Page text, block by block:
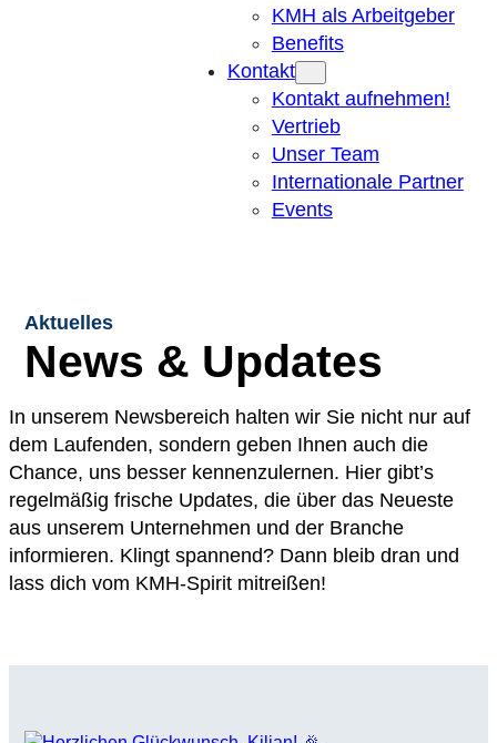
KMH als Arbeitgeber
Benefits
Kontakt
Kontakt aufnehmen!
Vertrieb
Unser Team
Internationale Partner
Events
Aktuelles
News & Updates
In unserem Newsbereich halten wir Sie nicht nur auf
dem Laufenden, sondern geben Ihnen auch die
Chance, uns besser kennenzulernen. Hier gibt’s
regelmäßig frische Updates, die über das Neueste
aus unserem Unternehmen und der Branche
informieren. Klingt spannend? Dann bleib dran und
lass dich vom KMH-Spirit mitreißen!